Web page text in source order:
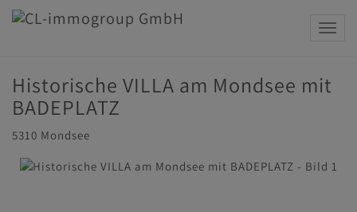
Historische VILLA am Mondsee mit
BADEPLATZ
5310 Mondsee